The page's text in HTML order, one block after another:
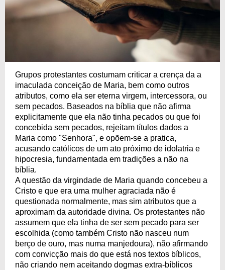
Grupos protestantes costumam criticar a crença da a
imaculada conceição de Maria, bem como outros
atributos, como ela ser eterna virgem, intercessora, ou
sem pecados. Baseados na bíblia que não afirma
explicitamente que ela não tinha pecados ou que foi
concebida sem pecados, rejeitam títulos dados a
Maria como "Senhora", e opõem-se a pratica,
acusando católicos de um ato próximo de idolatria e
hipocresia, fundamentada em tradições a não na
bíblia.
A questão da virgindade de Maria quando concebeu a
Cristo e que era uma mulher agraciada não é
questionada normalmente, mas sim atributos que a
aproximam da autoridade divina. Os protestantes não
assumem que ela tinha de ser sem pecado para ser
escolhida (como também Cristo não nasceu num
berço de ouro, mas numa manjedoura), não afirmando
com convicção mais do que está nos textos bíblicos,
não criando nem aceitando dogmas extra-bíblicos